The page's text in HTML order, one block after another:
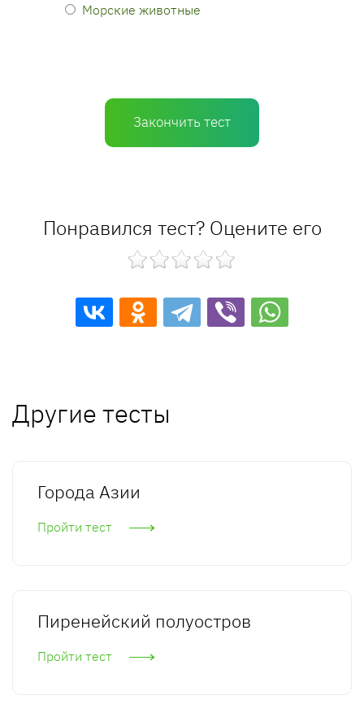
Морские животные
Закончить тест
Понравился тест? Оцените его
Другие тесты
Города Азии
Пройти тест
Пиренейский полуостров
Пройти тест